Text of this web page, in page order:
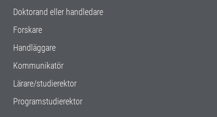
Doktorand eller handledare
Forskare
Handläggare
Kommunikatör
Lärare/studierektor
Programstudierektor